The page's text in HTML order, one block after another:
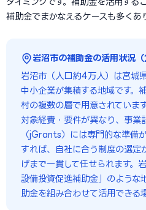
補助金でまかなえるケースも多くあ
岩沼市の補助金の活用状況
岩沼市（人口約4万人）は宮城
中小企業が集積する地域です。
村の複数の層で用意されていま
対象経費・要件が異なり、事業
（jGrants）には専門的な準備
すれば、自社に合う制度の選定
げまで一貫して任せられます。
設備投資促進補助金」のような
助金を組み合わせて活用できる